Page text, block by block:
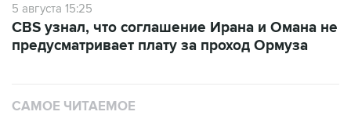
5 августа 15:25
CBS узнал, что соглашение Ирана и Омана не
предусматривает плату за проход Ормуза
САМОЕ ЧИТАЕМОЕ